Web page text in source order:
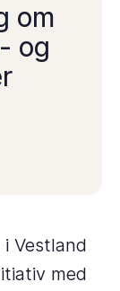
om
og
Vestland
med